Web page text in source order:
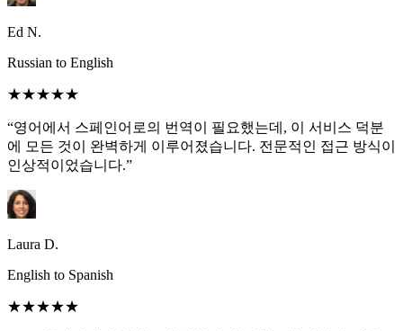
Ed N.
Russian to English
★★★★★
“영어에서 스페인어로의 번역이 필요했는데, 이 서비스 덕분
에 모든 것이 완벽하게 이루어졌습니다. 전문적인 접근 방식이
인상적이었습니다.”
Laura D.
English to Spanish
★★★★★